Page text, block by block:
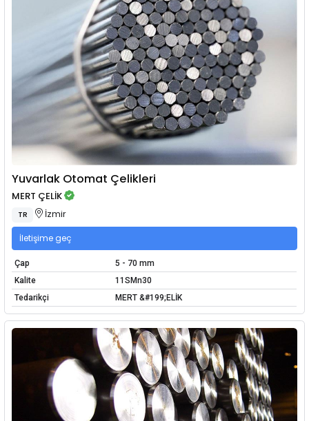
Yuvarlak Otomat Çelikleri
MERT ÇELİK
TR İzmir
İletişime geç
Çap
5 - 70 mm
Kalite
11SMn30
Tedarikçi
MERT &#199;ELİK